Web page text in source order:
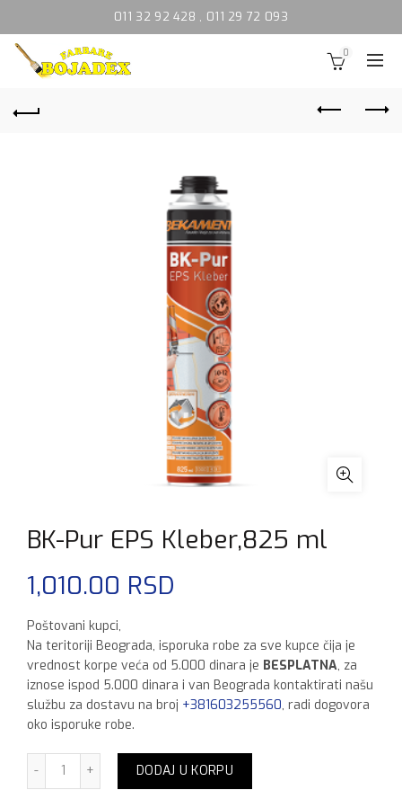
011 32 92 428 , 011 29 72 093
0
BK-Pur EPS Kleber,825 ml
1,010.00 RSD
Poštovani kupci,
Na teritoriji Beograda, isporuka robe za sve kupce čija je
vrednost korpe veća od 5.000 dinara je BESPLATNA, za
iznose ispod 5.000 dinara i van Beograda kontaktirati našu
službu za dostavu na broj +381603255560, radi dogovora
oko isporuke robe.
BK-Pur EPS Kleber,825 ml količina
DODAJ U KORPU